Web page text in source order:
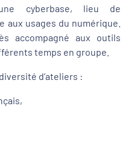
cyberbase, lieu de
aux usages du numérique.
accompagné aux outils
temps en groupe.
d’ateliers :